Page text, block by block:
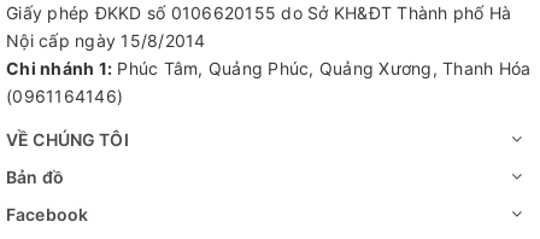
Giấy phép ĐKKD số 0106620155 do Sở KH&ĐT Thành phố Hà
Nội cấp ngày 15/8/2014
Chi nhánh 1: Phúc Tâm, Quảng Phúc, Quảng Xương, Thanh Hóa
(0961164146)
VỀ CHÚNG TÔI
Bản đồ
Facebook